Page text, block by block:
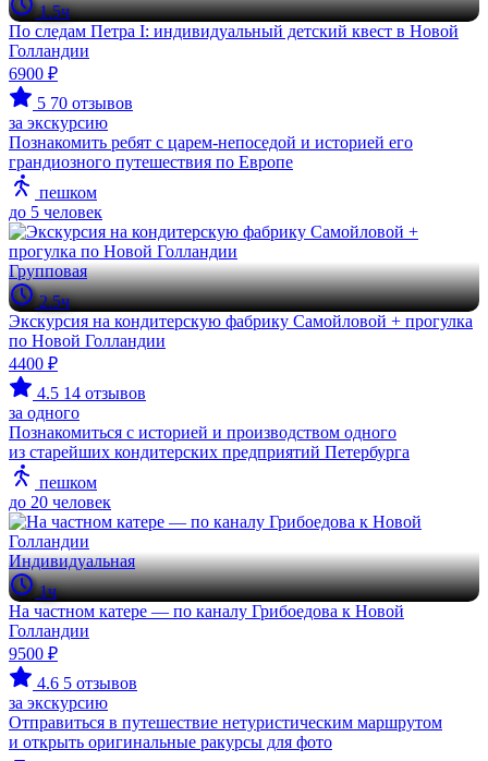
1.5ч
По следам Петра I: индивидуальный детский квест в Новой
Голландии
6900 ₽
5 70 отзывов
за экскурсию
Познакомить ребят с царем-непоседой и историей его
грандиозного путешествия по Европе
пешком
до 5 человек
Групповая
2.5ч
Экскурсия на кондитерскую фабрику Самойловой + прогулка
по Новой Голландии
4400 ₽
4.5 14 отзывов
за одного
Познакомиться с историей и производством одного
из старейших кондитерских предприятий Петербурга
пешком
до 20 человек
Индивидуальная
1ч
На частном катере — по каналу Грибоедова к Новой
Голландии
9500 ₽
4.6 5 отзывов
за экскурсию
Отправиться в путешествие нетуристическим маршрутом
и открыть оригинальные ракурсы для фото